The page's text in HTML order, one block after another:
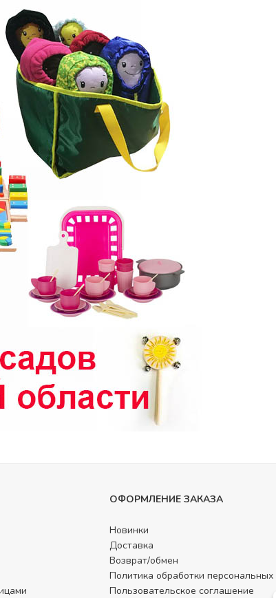
ОФОРМЛЕНИЕ ЗАКАЗА
Новинки
Доставка
Возврат/обмен
Политика обработки
Пользовательское соглашение